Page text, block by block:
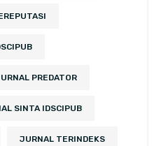
PREDATOR
SINTA IDSCIPUB
JURNAL TERINDEKS